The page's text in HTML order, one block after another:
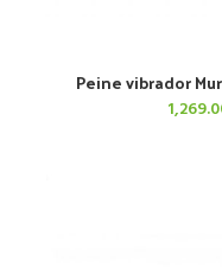
AÑADIR AL
Peine vibrador